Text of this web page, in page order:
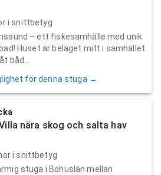
i snittbetyg
– ett fiskesamhälle med unik
Huset är beläget mitt i samhället
båd...
för denna stuga →
nära skog och salta hav
i snittbetyg
stuga i Bohuslän mellan